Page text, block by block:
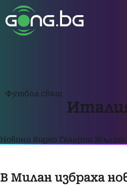
Футбол свят
Новини Видео Галерии Жълто
В Милан избраха